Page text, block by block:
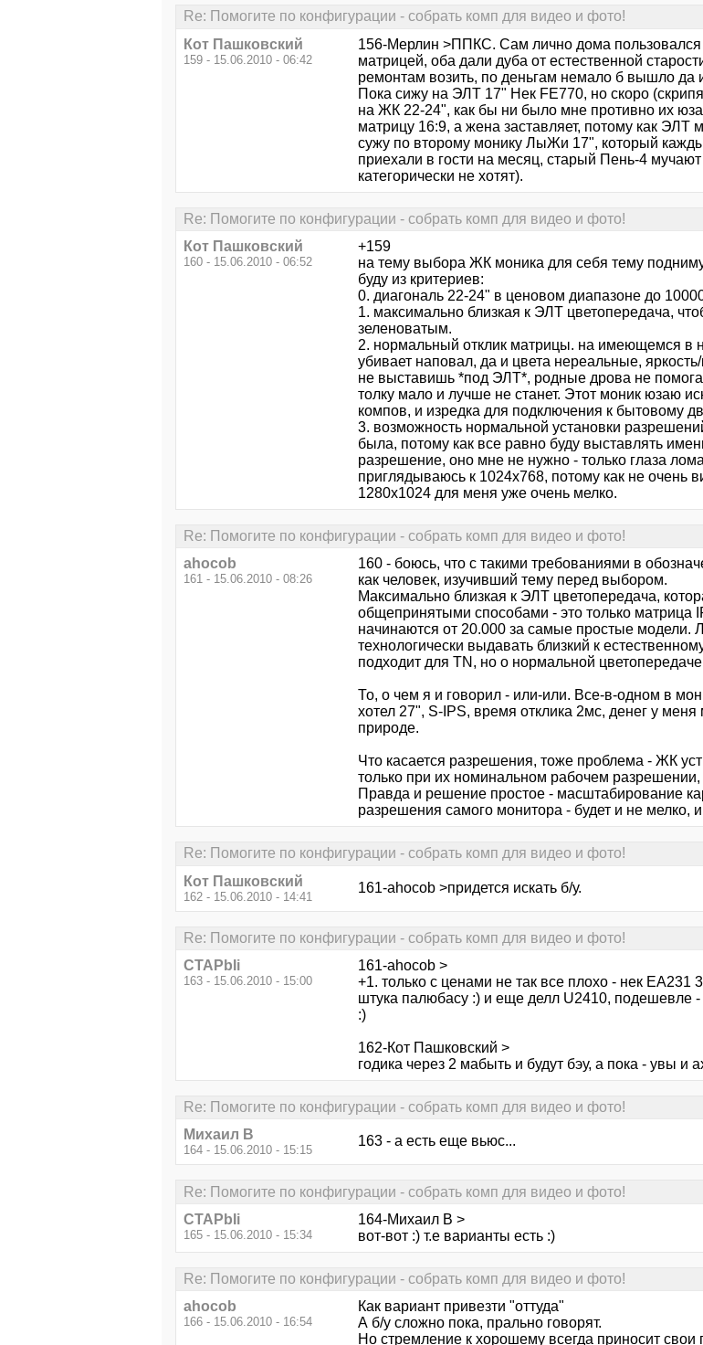
Re: Помогите по конфигурации - собрать комп для видео и фото!
Кот Пашковский
159 - 15.06.2010 - 06:42
156-Мерлин >ППКС. Сам лично дома
матрицей, оба дали дуба от естественной
ремонтам возить, по деньгам немало б вышло да
Пока сижу на ЭЛТ 17" Нек FE770, но скоро
на ЖК 22-24", как бы ни было мне противно их
матрицу 16:9, а жена заставляет, потому как
сужу по второму монику ЛыЖи 17", который
приехали в гости на месяц, старый Пень-4
категорически не хотят).
Re: Помогите по конфигурации - собрать комп для видео и фото!
Кот Пашковский
160 - 15.06.2010 - 06:52
+159
на тему выбора ЖК моника для себя тему
буду из критериев:
0. диагональ 22-24" в ценовом диапазоне до
1. максимально близкая к ЭЛТ цветопередача,
зеленоватым.
2. нормальный отклик матрицы. на имеющемся в
убивает наповал, да и цвета нереальные,
не выставишь *под ЭЛТ*, родные дрова не
толку мало и лучше не станет. Этот моник юзаю
компов, и изредка для подключения к бытовому
3. возможность нормальной установки
была, потому как все равно буду выставлять
разрешение, оно мне не нужно - только глаза
приглядываюсь к 1024х768, потому как не
1280х1024 для меня уже очень мелко.
Re: Помогите по конфигурации - собрать комп для видео и фото!
ahocob
161 - 15.06.2010 - 08:26
160 - боюсь, что с такими требованиями в
как человек, изучивший тему перед выбором.
Максимально близкая к ЭЛТ цветопередача,
общепринятыми способами - это только матрица
начинаются от 20.000 за самые простые модели.
технологически выдавать близкий к
подходит для TN, но о нормальной
То, о чем я и говорил - или-или. Все-в-одном в
хотел 27", S-IPS, время отклика 2мс, денег у меня
природе.
Что касается разрешения, тоже проблема - ЖК
только при их номинальном рабочем разрешении,
Правда и решение простое - масштабирование
разрешения самого монитора - будет и не мелко,
Re: Помогите по конфигурации - собрать комп для видео и фото!
Кот Пашковский
162 - 15.06.2010 - 14:41
161-ahocob >придется искать б/у.
Re: Помогите по конфигурации - собрать комп для видео и фото!
CTAPbIi
163 - 15.06.2010 - 15:00
161-ahocob >
+1. только с ценами не так все плохо - нек ЕА231
штука палюбасу :) и еще делл U2410, подешевле
:)
162-Кот Пашковский >
годика через 2 мабыть и будут бэу, а пока - увы и
Re: Помогите по конфигурации - собрать комп для видео и фото!
Михаил В
164 - 15.06.2010 - 15:15
163 - а есть еще вьюс...
Re: Помогите по конфигурации - собрать комп для видео и фото!
CTAPbIi
165 - 15.06.2010 - 15:34
164-Михаил В >
вот-вот :) т.е варианты есть :)
Re: Помогите по конфигурации - собрать комп для видео и фото!
ahocob
166 - 15.06.2010 - 16:54
Как вариант привезти "оттуда"
А б/у сложно пока, прально говорят.
Но стремление к хорошему всегда приносит свои